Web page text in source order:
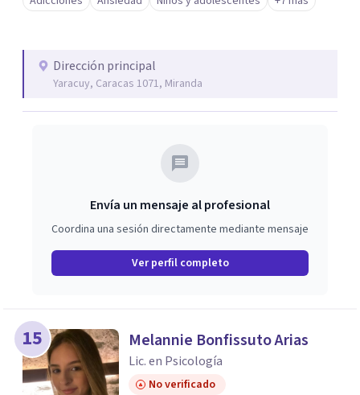
Dirección principal
Yaracuy, Caracas 1071, Miranda
Envía un mensaje al profesional
Coordina una sesión directamente mediante mensaje
Ver perfil completo
15 Melannie Bonfissuto Arias
Lic. en Psicología
No verificado